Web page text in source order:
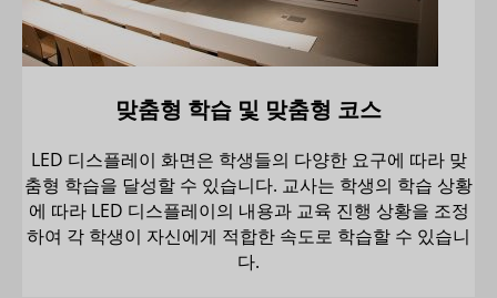
맞춤형 학습 및 맞춤형 코스
LED 디스플레이 화면은 학생들의 다양한 요구에 따라 맞
춤형 학습을 달성할 수 있습니다. 교사는 학생의 학습 상황
에 따라 LED 디스플레이의 내용과 교육 진행 상황을 조정
하여 각 학생이 자신에게 적합한 속도로 학습할 수 있습니
다.